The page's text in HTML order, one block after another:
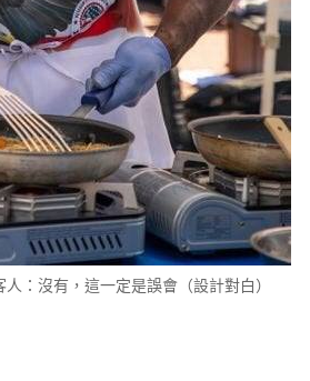
：沒有，這一定是誤會（設計對白）